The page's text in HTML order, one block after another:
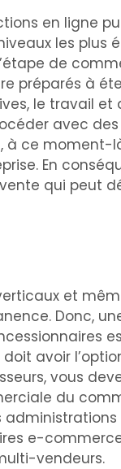
en ligne
les plus
de
à
le travail et
avec
à ce moment-
En
qui peut
et
Donc,
avoir
vous
du
e-
vendeurs.